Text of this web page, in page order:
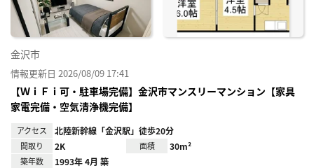
金沢市
情報更新日 2026/08/09 17:41
【ＷｉＦｉ可・駐車場完備】金沢市マンスリーマンション【家具
家電完備・空気清浄機完備】
アクセス 北陸新幹線「金沢駅」徒歩20分
間取り 2K 面積 30m²
築年数 1993年 4月 築